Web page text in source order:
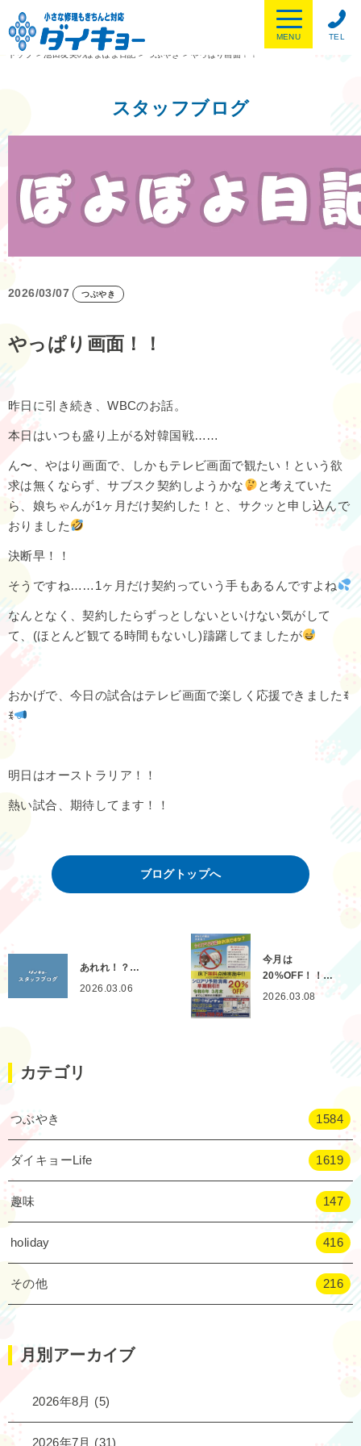
TEL
MENU
トップ
> 池田友美のぽよぽよ日記 > つぶやき > やっぱり画面！！
スタッフブログ
2026/03/07 つぶやき
やっぱり画面！！
昨日に引き続き、WBCのお話。
本日はいつも盛り上がる対韓国戦……
ん〜、やはり画面で、しかもテレビ画面で観たい！という欲
求は無くならず、サブスク契約しようかな
と考えていた
ら、娘ちゃんが1ヶ月だけ契約した！と、サクッと申し込んで
おりました
決断早！！
そうですね……1ヶ月だけ契約っていう手もあるんですよね
なんとなく、契約したらずっとしないといけない気がして
て、(ほとんど観てる時間もないし)躊躇してましたが
おかげで、今日の試合はテレビ画面で楽しく応援できましたꉂ
ꉂ
明日はオーストラリア！！
熱い試合、期待してます！！
ブログトップへ
あれれ！？…
2026.03.06
今月は
20%OFF！！…
2026.03.08
カテゴリ
つぶやき 1584
ダイキョーLife 1619
趣味 147
holiday 416
その他 216
月別アーカイブ
2026年8月 (5)
2026年7月 (31)